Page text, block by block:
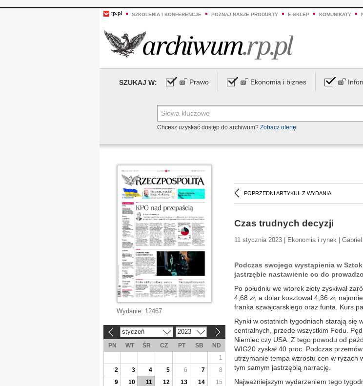
SZKOLENIA I KONFERENCJE POZNAJ NASZE PRODUKTY E-SKLEP KOMUNIKATY
SZUKAJ W: Prawo Ekonomia i biznes
Chcesz uzyskać dostęp do archiwum? Zobacz ofertę
POPRZEDNI ARTYKUŁ Z WYDANIA
Czas trudnych decyzji
11 stycznia 2023 | Ekonomia i rynek |
Podczas swojego wystąpienia w
jastrzębie nastawienie co do
Po południu we wtorek złoty zyskiwał
4,68 zł, a dolar kosztował 4,36 zł,
franka szwajcarskiego oraz funta. Kurs
Rynki w ostatnich tygodniach starają się
centralnych, przede wszystkim Fedu.
Niemiec czy USA. Z tego powodu od
WIG20 zyskał 40 proc. Podczas
utrzymanie tempa wzrostu cen w ryzach
tym samym jastrzębią narrację.
Najważniejszym wydarzeniem tego
Wydanie: 12467
styczeń 2023
PN WT ŚR CZ PT SB
ND
1
2
3 4 5 6 7
8
9
10 11 12 13 14
15